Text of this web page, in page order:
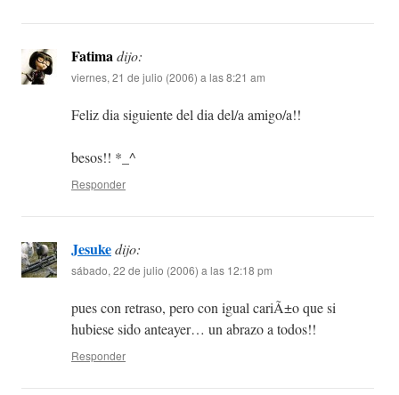
Fatimadijo:
viernes, 21 de julio (2006) a las 8:21 am
Feliz dia siguiente del dia del/a amigo/a!!
besos!! *_^
Responder
Jesukedijo:
sábado, 22 de julio (2006) a las 12:18 pm
pues con retraso, pero con igual cariÃ±o que si
hubiese sido anteayer… un abrazo a todos!!
Responder